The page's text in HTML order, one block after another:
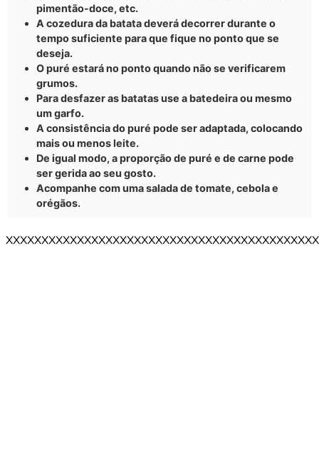
pimentão-doce, etc.
A cozedura da batata deverá decorrer durante o
tempo suficiente para que fique no ponto que se
deseja.
O puré estará no ponto quando não se verificarem
grumos.
Para desfazer as batatas use a batedeira ou mesmo
um garfo.
A consistência do puré pode ser adaptada, colocando
mais ou menos leite.
De igual modo, a proporção de puré e de carne pode
ser gerida ao seu gosto.
Acompanhe com uma salada de tomate, cebola e
orégãos.